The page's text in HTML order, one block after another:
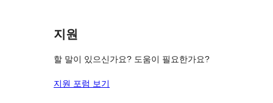
지원
할 말이 있으신가요? 도움이 필요한가요?
지원 포럼 보기